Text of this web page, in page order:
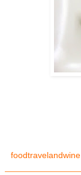
foodtravelandwine